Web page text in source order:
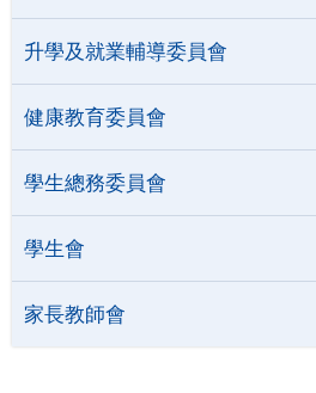
升學及就業輔導委員會
健康教育委員會
學生總務委員會
學生會
家長教師會